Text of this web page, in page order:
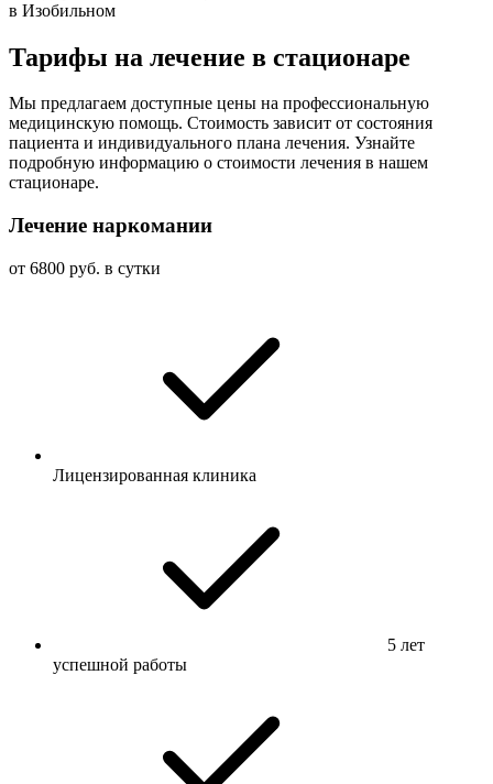
Тарифы на лечение в стационаре
Мы предлагаем доступные цены на профессиональную
медицинскую помощь. Стоимость зависит от состояния
пациента и индивидуального плана лечения. Узнайте
подробную информацию о стоимости лечения в нашем
стационаре.
Лечение наркомании
от 6800 руб. в сутки
Лицензированная клиника
5 лет
успешной работы